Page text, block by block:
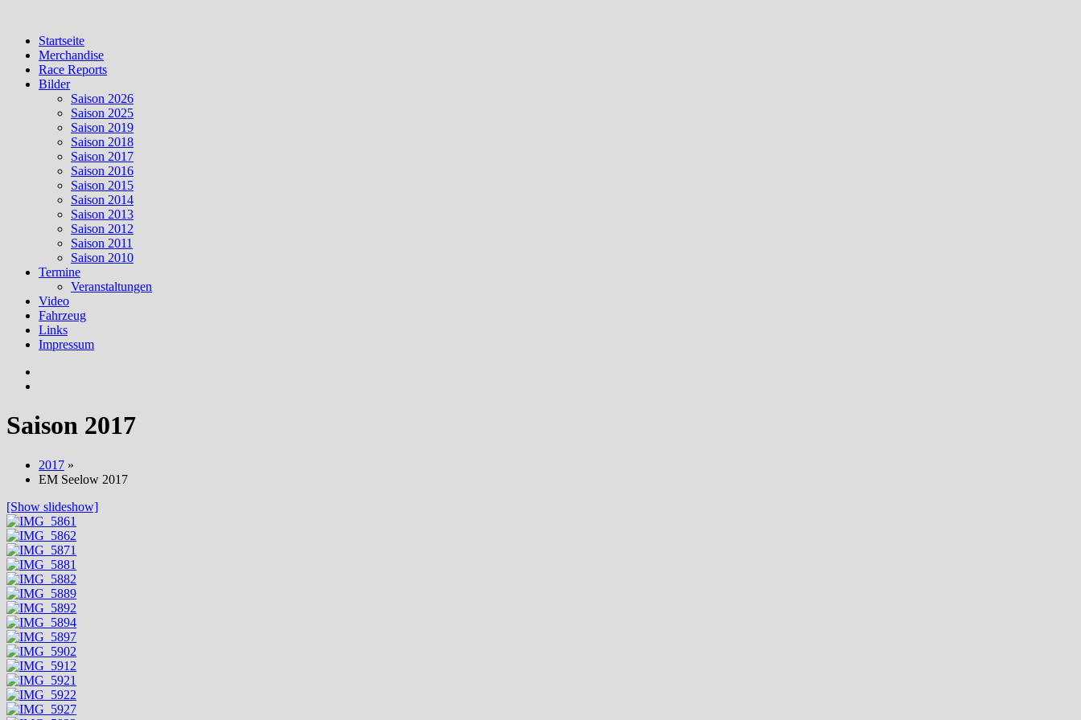
contentStartseite
Merchandise
Race Reports
Bilder
Saison 2026
Saison 2025
Saison 2019
Saison 2018
Saison 2017
Saison 2016
Saison 2015
Saison 2014
Saison 2013
Saison 2012
Saison 2011
Saison 2010
Termine
Veranstaltungen
Video
Fahrzeug
Links
Impressum
Saison 2017
2017 »
EM Seelow 2017
[Show slideshow]